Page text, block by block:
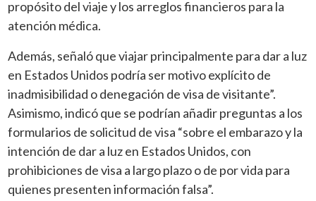
propósito del viaje y los arreglos financieros para la
atención médica.
Además, señaló que viajar principalmente para dar a luz
en Estados Unidos podría ser motivo explícito de
inadmisibilidad o denegación de visa de visitante”.
Asimismo, indicó que se podrían añadir preguntas a los
formularios de solicitud de visa “sobre el embarazo y la
intención de dar a luz en Estados Unidos, con
prohibiciones de visa a largo plazo o de por vida para
quienes presenten información falsa”.